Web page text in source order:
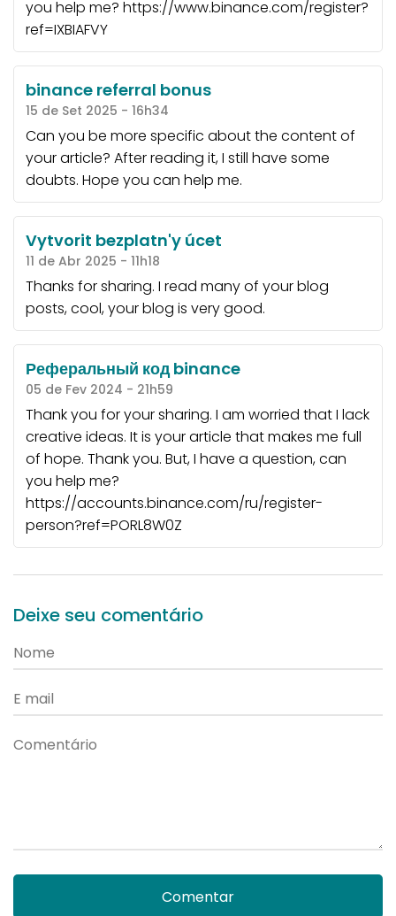
you help me? https://www.binance.com/register?
ref=IXBIAFVY
binance referral bonus
15 de Set 2025 - 16h34
Can you be more specific about the content of
your article? After reading it, I still have some
doubts. Hope you can help me.
Vytvorit bezplatn'y úcet
11 de Abr 2025 - 11h18
Thanks for sharing. I read many of your blog
posts, cool, your blog is very good.
Реферальный код binance
05 de Fev 2024 - 21h59
Thank you for your sharing. I am worried that I lack
creative ideas. It is your article that makes me full
of hope. Thank you. But, I have a question, can
you help me?
https://accounts.binance.com/ru/register-
person?ref=PORL8W0Z
Deixe seu comentário
Comentar